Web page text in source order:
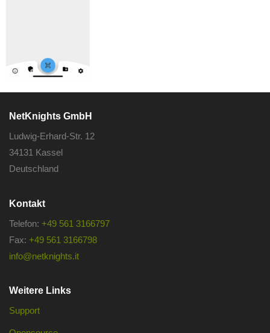
NetKnights GmbH
Ludwig-Erhard-Str. 12
34131 Kassel
Deutschland
Kontakt
Telefon: +49 561 3166797
Fax: +49 561 3166798
info@netknights.it
Weitere Links
Support